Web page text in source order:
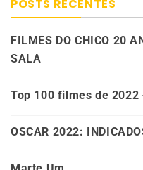
POSTS RECENTES
FILMES DO CHICO 20
SALA
Top 100 filmes de 2022
OSCAR 2022: